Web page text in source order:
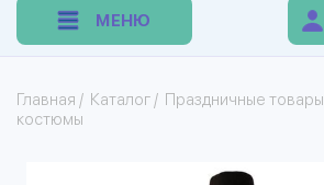
МЕНЮ
Главная / Каталог / Праздничные товары
костюмы